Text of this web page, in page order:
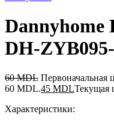
Dannyhome
DH-
60MDL Первоначальная
60 MDL.45 MDLТекущая
Характеристики: